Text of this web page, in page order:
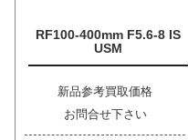
RF100-400mm F5.6-8 IS
USM
新品参考買取価格
お問合せ下さい